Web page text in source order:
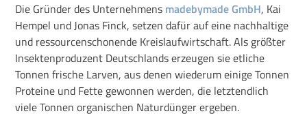
Die Gründer des Unternehmens madebymade GmbH, Kai
Hempel und Jonas Finck, setzen dafür auf eine nachhaltige
und ressourcenschonende Kreislaufwirtschaft. Als größter
Insektenproduzent Deutschlands erzeugen sie etliche
Tonnen frische Larven, aus denen wiederum einige Tonnen
Proteine und Fette gewonnen werden, die letztendlich
viele Tonnen organischen Naturdünger ergeben.